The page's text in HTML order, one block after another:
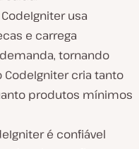
usa
e carrega
tornando
CodeIgniter cria tanto
produtos mínimos
é confiável